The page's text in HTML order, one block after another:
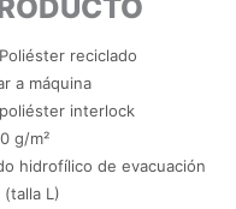
reciclado
a máquina
interlock
g/m²
hidrofílico de evacuación
(talla L)